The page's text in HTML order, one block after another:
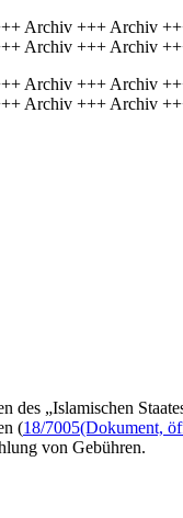
Archiv +++ Archiv
Archiv +++ Archiv
Archiv +++ Archiv
Archiv +++ Archiv
„Islamischen
(18/7005(Dokument,
von Gebühren.